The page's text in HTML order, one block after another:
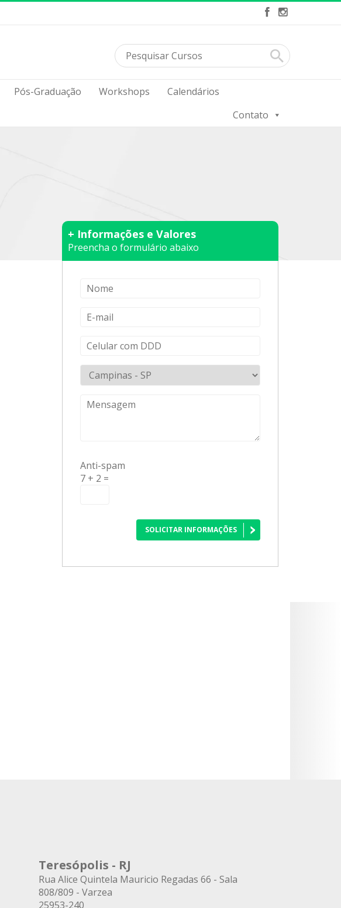
Pós-Graduação Workshops
Calendários
Contato
+ Informações e Valores
Preencha o formulário abaixo
Anti-spam
7 + 2 =
SOLICITAR INFORMAÇÕES
Teresópolis - RJ
Rua Alice Quintela Mauricio Regadas 66 - Sala
808/809 - Varzea
25953-240